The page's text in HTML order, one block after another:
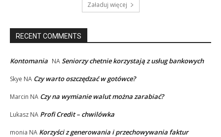
Załaduj więcej
RECENT COMMENTS
Kontomania NASeniorzy chetnie korzystają z usług bankowych
Skye NA Czy warto oszczędzać w gotówce?
Marcin NA Czy na wymianie walut można zarabiać?
Lukasz NA Profi Credit – chwilówka
monia NA Korzyści z generowania i przechowywania faktur